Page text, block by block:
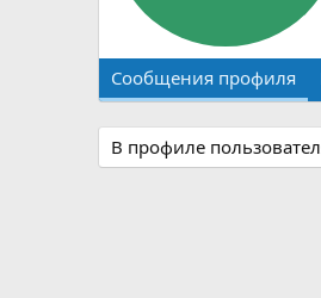
Сообщения профиля
В профиле